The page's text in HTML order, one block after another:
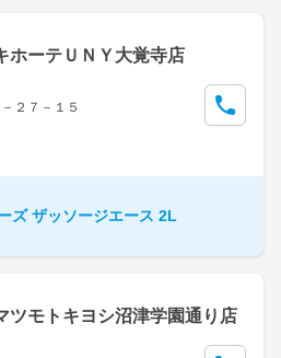
ホーテＵＮＹ大覚寺店
２７－１５
ズ ザッソージエース 2L
ツモトキヨシ沼津学園通り店